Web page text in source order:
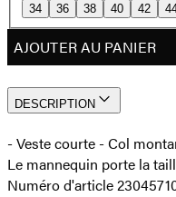
34 36 38 40 42
AJOUTER AU PANIER
DESCRIPTION
- Veste courte - Col
Le mannequin porte la
Numéro d'article